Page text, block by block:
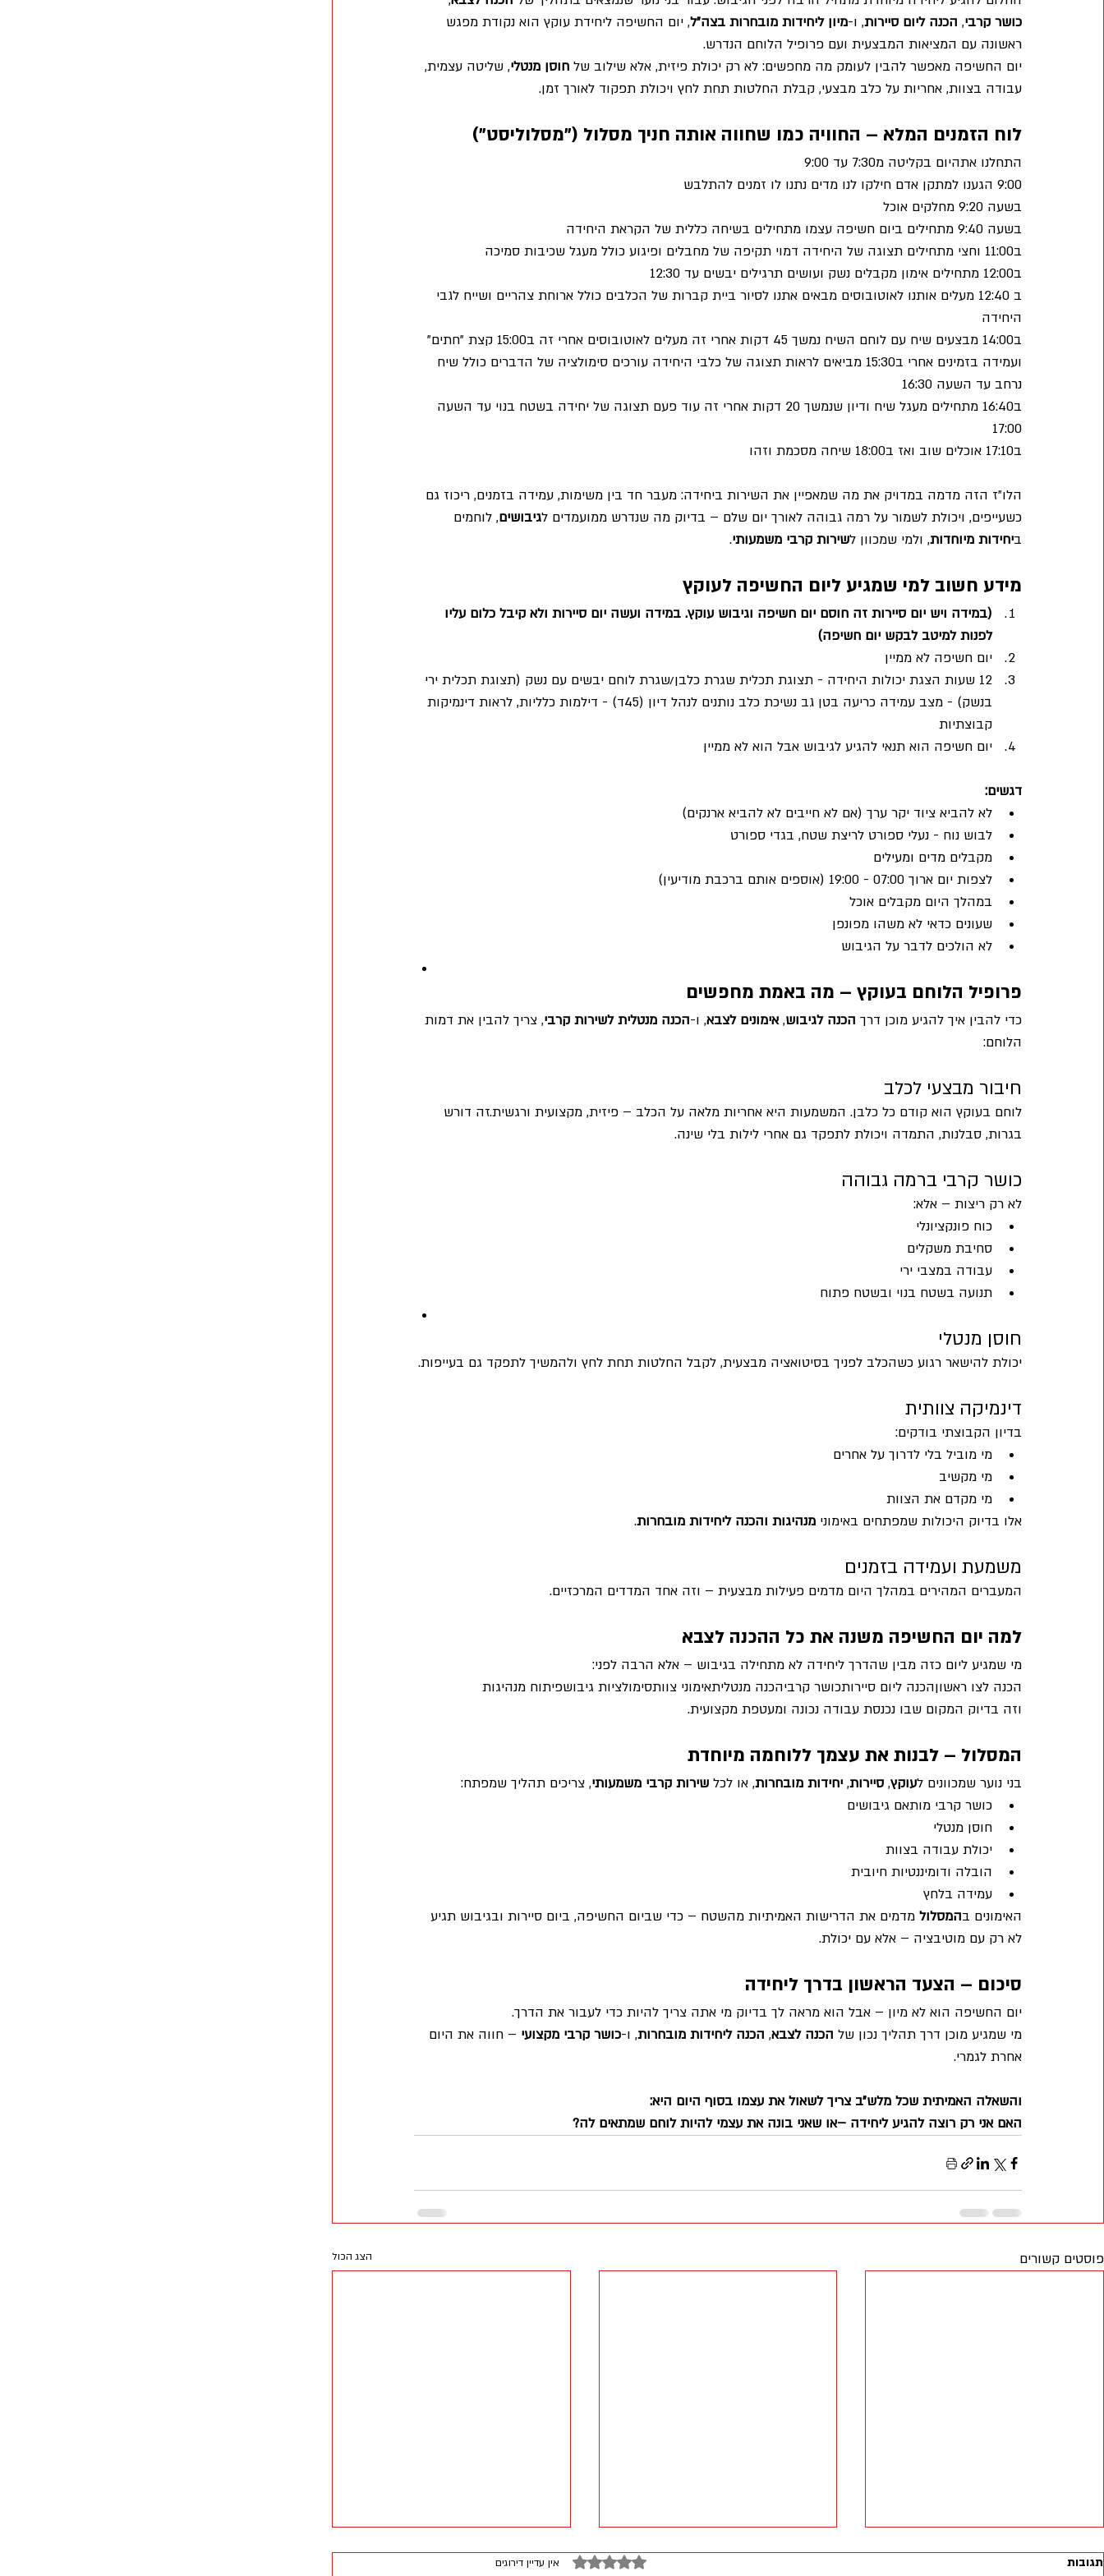
כושר קרבי, הכנה ליום סיירות, ו-מיון ליחידות מובחרות בצה״ל, יום החשיפה ליחידת עוקץ הוא נקודת מפגש
ראשונה עם המציאות המבצעית ועם פרופיל הלוחם הנדרש.
יום החשיפה מאפשר להבין לעומק מה מחפשים: לא רק יכולת פיזית, אלא שילוב של חוסן מנטלי, שליטה עצמית,
עבודה בצוות, אחריות על כלב מבצעי, קבלת החלטות תחת לחץ ויכולת תפקוד לאורך זמן.
לוח הזמנים המלא – החוויה כמו שחווה אותה חניך מסלול ("מסלוליסט")
התחלנו אתהיום בקליטה מ7:30 עד 9:00
9:00 הגענו למתקן אדם חילקו לנו מדים נתנו לו זמנים להתלבש
בשעה 9:20 מחלקים אוכל
בשעה 9:40 מתחילים ביום חשיפה עצמו מתחילים בשיחה כללית של הקראת היחידה
ב11:00 וחצי מתחילים תצוגה של היחידה דמוי תקיפה של מחבלים ופיגוע כולל מעגל שכיבות סמיכה
ב12:00 מתחילים אימון מקבלים נשק ועושים תרגילים יבשים עד 12:30
ב 12:40 מעלים אותנו לאוטובוסים מבאים אתנו לסיור ביית קברות של הכלבים כולל ארוחת צהריים ושייח לגבי
היחידה
ב14:00 מבצעים שיח עם לוחם השיח נמשך 45 דקות אחרי זה מעלים לאוטובוסים אחרי זה ב15:00 קצת "חתים"
ועמידה בזמינים אחרי ב15:30 מביאים לראות תצוגה של כלבי היחידה עורכים סימולציה של הדברים כולל שיח
נרחב עד השעה 16:30
ב16:40 מתחילים מעגל שיח ודיון שנמשך 20 דקות אחרי זה עוד פעם תצוגה של יחידה בשטח בנוי עד השעה
17:00
ב17:10 אוכלים שוב ואז ב18:00 שיחה מסכמת וזהו
הלו״ז הזה מדמה במדויק את מה שמאפיין את השירות ביחידה: מעבר חד בין משימות, עמידה בזמנים, ריכוז גם
כשעייפים, ויכולת לשמור על רמה גבוהה לאורך יום שלם – בדיוק מה שנדרש ממועמדים לגיבושים, לוחמים
ביחידות מיוחדות, ולמי שמכוון לשירות קרבי משמעותי.
מידע חשוב למי שמגיע ליום החשיפה לעוקץ
(במידה ויש יום סיירות זה חוסם יום חשיפה וגיבוש עוקץ. במידה ועשה יום סיירות ולא קיבל כלום עליו
לפנות למיטב לבקש יום חשיפה)
יום חשיפה לא ממיין
12 שעות הצגת יכולות היחידה - תצוגת תכלית שגרת כלבן/שגרת לוחם יבשים עם נשק (תצוגת תכלית ירי
בנשק) - מצב עמידה כריעה בטן גב נשיכת כלב נותנים לנהל דיון (45ד) - דילמות כלליות, לראות דינמיקות
קבוצתיות
יום חשיפה הוא תנאי להגיע לגיבוש אבל הוא לא ממיין
דגשים:
לא להביא ציוד יקר ערך (אם לא חייבים לא להביא ארנקים)
לבוש נוח - נעלי ספורט לריצת שטח, בגדי ספורט
מקבלים מדים ומעילים
לצפות יום ארוך 07:00 - 19:00 (אוספים אותם ברכבת מודיעין)
במהלך היום מקבלים אוכל
שעונים כדאי לא משהו מפונפן
לא הולכים לדבר על הגיבוש
פרופיל הלוחם בעוקץ – מה באמת מחפשים
כדי להבין איך להגיע מוכן דרך הכנה לגיבוש, אימונים לצבא, ו-הכנה מנטלית לשירות קרבי, צריך להבין את דמות
הלוחם:
חיבור מבצעי לכלב
לוחם בעוקץ הוא קודם כל כלבן. המשמעות היא אחריות מלאה על הכלב – פיזית, מקצועית ורגשית.זה דורש
בגרות, סבלנות, התמדה ויכולת לתפקד גם אחרי לילות בלי שינה.
כושר קרבי ברמה גבוהה
לא רק ריצות – אלא:
כוח פונקציונלי
סחיבת משקלים
עבודה במצבי ירי
תנועה בשטח בנוי ובשטח פתוח
חוסן מנטלי
יכולת להישאר רגוע כשהכלב לפניך בסיטואציה מבצעית, לקבל החלטות תחת לחץ ולהמשיך לתפקד גם בעייפות.
דינמיקה צוותית
בדיון הקבוצתי בודקים:
מי מוביל בלי לדרוך על אחרים
מי מקשיב
מי מקדם את הצוות
אלו בדיוק היכולות שמפתחים באימוני מנהיגות והכנה ליחידות מובחרות.
משמעת ועמידה בזמנים
המעברים המהירים במהלך היום מדמים פעילות מבצעית – וזה אחד המדדים המרכזיים.
למה יום החשיפה משנה את כל ההכנה לצבא
מי שמגיע ליום כזה מבין שהדרך ליחידה לא מתחילה בגיבוש – אלא הרבה לפני:
הכנה לצו ראשוןהכנה ליום סיירותכושר קרביהכנה מנטליתאימוני צוותסימולציות גיבושפיתוח מנהיגות
וזה בדיוק המקום שבו נכנסת עבודה נכונה ומעטפת מקצועית.
המסלול – לבנות את עצמך ללוחמה מיוחדת
בני נוער שמכוונים לעוקץ, סיירות, יחידות מובחרות, או לכל שירות קרבי משמעותי, צריכים תהליך שמפתח:
כושר קרבי מותאם גיבושים
חוסן מנטלי
יכולת עבודה בצוות
הובלה ודומיננטיות חיובית
עמידה בלחץ
האימונים בהמסלול מדמים את הדרישות האמיתיות מהשטח – כדי שביום החשיפה, ביום סיירות ובגיבוש תגיע
לא רק עם מוטיבציה – אלא עם יכולת.
סיכום – הצעד הראשון בדרך ליחידה
יום החשיפה הוא לא מיון – אבל הוא מראה לך בדיוק מי אתה צריך להיות כדי לעבור את הדרך.
מי שמגיע מוכן דרך תהליך נכון של הכנה לצבא, הכנה ליחידות מובחרות, ו-כושר קרבי מקצועי – חווה את היום
אחרת לגמרי.
והשאלה האמיתית שכל מלש״ב צריך לשאול את עצמו בסוף היום היא:
האם אני רק רוצה להגיע ליחידה –או שאני בונה את עצמי להיות לוחם שמתאים לה?
פוסטים קשורים הצג הכול
תגובות דירוג של 0 מתוך 5 כוכבים אין עדיין דירוגים